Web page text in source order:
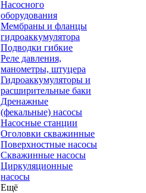
Насосного
оборудования
Мембраны и фланцы
гидроаккумулятора
Подводки гибкие
Реле давления,
манометры, штуцера
Гидроаккумуляторы и
расширительные баки
Дренажные
(фекальные) насосы
Насосные станции
Оголовки скважинные
Поверхностные насосы
Скважинные насосы
Циркуляционные
насосы
Ещё